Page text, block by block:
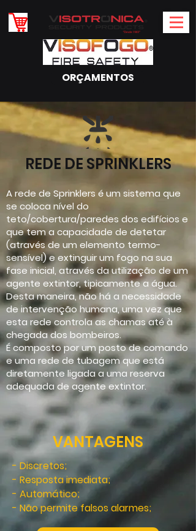
ORÇAMENTOS
REDE DE SPRINKLERS
A rede de Sprinklers é um sistema que
se coloca nível do
teto/cobertura/paredes dos edifícios e
que tem a capacidade de detetar
(através de um elemento termo-
sensível) e extinguir um fogo na sua
fase inicial, através da utilização de um
agente extintor, tipicamente a água.
Desta maneira, não há a necessidade
de intervenção humana, uma vez que
esta rede controla as chamas até à
chegada dos bombeiros.
É composto por um posto de comando
e uma rede de tubagem que está
diretamente ligada a uma reserva
adequada de agente extintor.
VANTAGENS
- Discretos;
- Resposta imediata;
- Automático;
- Não permite falsos alarmes;